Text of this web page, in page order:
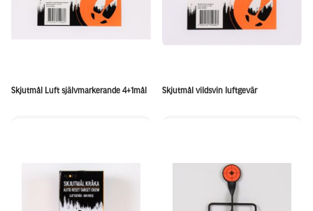
Skjutmål Luft självmarkerande 4+1mål Skjutmål vildsvin luftgevär